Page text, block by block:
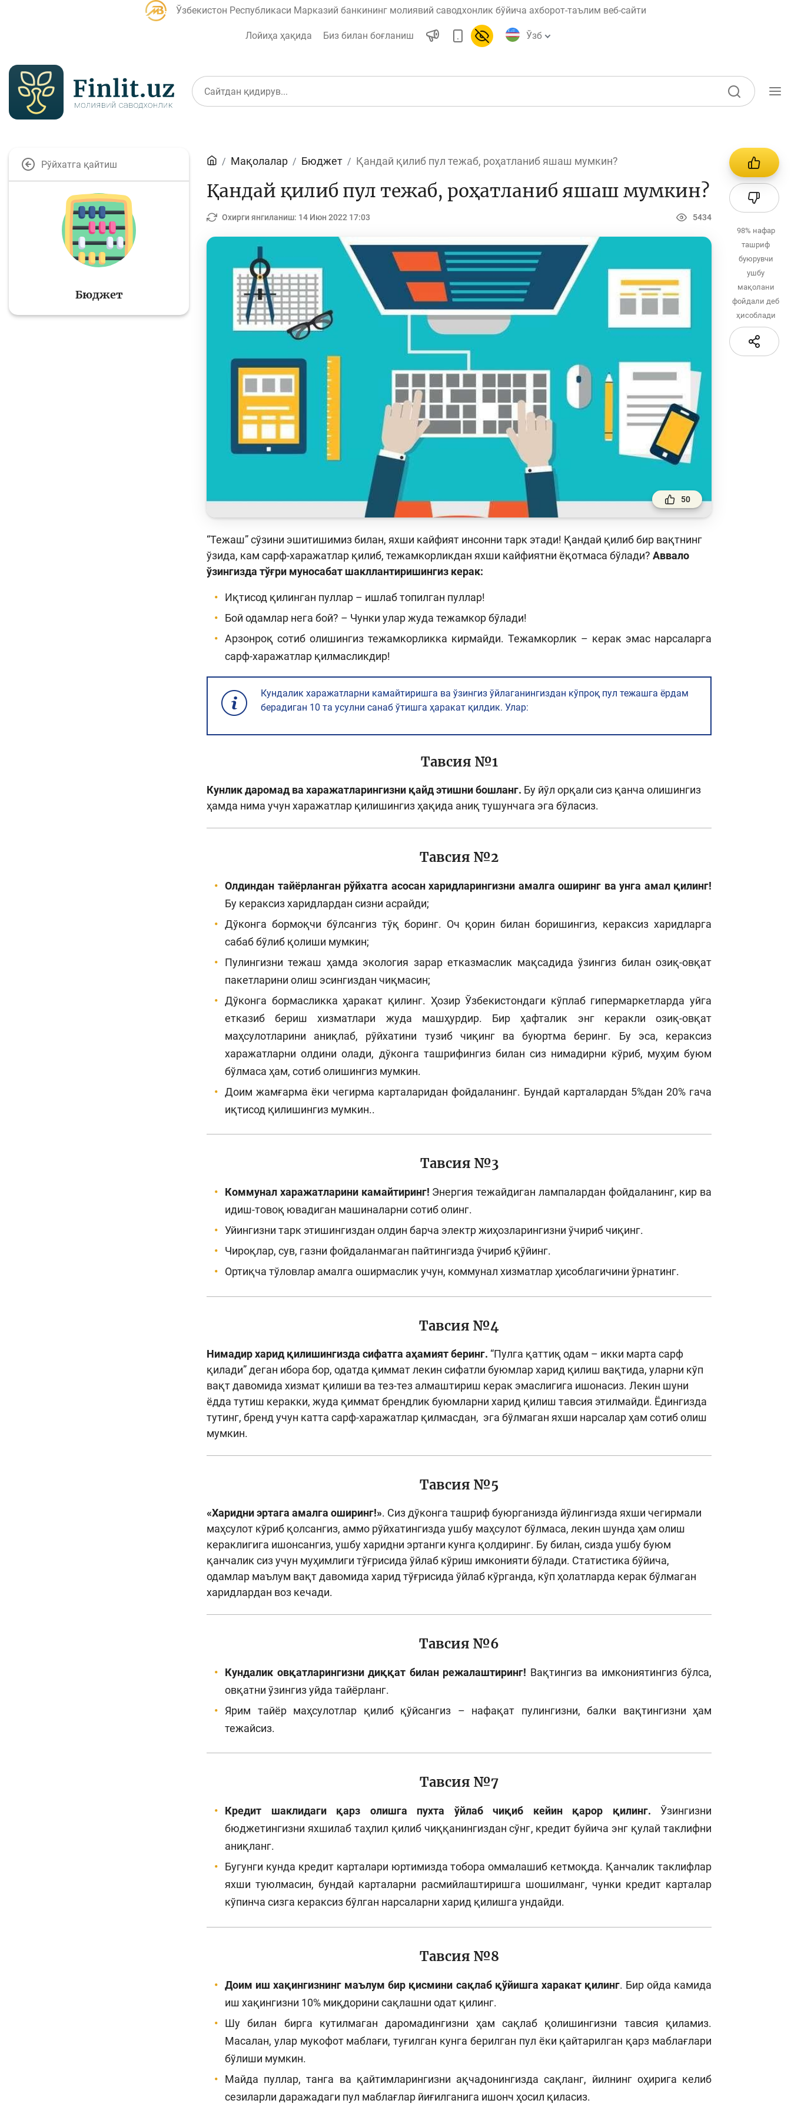
Ўзбекистон Республикаси Марказий банкининг молиявий саводхонлик бўйича ахборот-таълим веб-сайти
Лойиҳа ҳақида Биз билан боғланиш Ўзб
Банк агентлари учун Ислом молияси
Депозит (омонатлар) Кредит
Молия бозори
Пул-кредит сиёсати
ва унинг
элементлари
Банк хизматлари
истеъмолчилари
ҳуқуқлари
Тадбиркорлик
хизматлар
Фотогалерея
қидирув
Сайт харитаси
Рўйхатга қайтиш
Бюджет
Мақолалар Бюджет Қандай қилиб пул тежаб, роҳатланиб яшаш мумкин?
Қандай қилиб пул тежаб, роҳатланиб яшаш мумкин?
Охирги янгиланиш: 14 Июн 2022 17:03 5434
50
“Тежаш” сўзини эшитишимиз билан, яхши кайфият инсонни тарк этади! Қандай қилиб бир вақтнинг
ўзида, кам сарф-харажатлар қилиб, тежамкорликдан яхши кайфиятни ёқотмаса бўлади? Аввало
ўзингизда тўғри муносабат шакллантиришингиз керак:
Иқтисод қилинган пуллар – ишлаб топилган пуллар!
Бой одамлар нега бой? – Чунки улар жуда тежамкор бўлади!
Арзонроқ сотиб олишингиз тежамкорликка кирмайди. Тежамкорлик – керак эмас нарсаларга
сарф-харажатлар қилмасликдир!
Кундалик харажатларни камайтиришга ва ўзингиз ўйлаганингиздан кўпроқ пул тежашга ёрдам
берадиган 10 та усулни санаб ўтишга ҳаракат қилдик. Улар:
Тавсия №1
Кунлик даромад ва харажатларингизни қайд этишни бошланг. Бу йўл орқали сиз қанча олишингиз
ҳамда нима учун харажатлар қилишингиз ҳақида аниқ тушунчага эга бўласиз.
Тавсия №2
Олдиндан тайёрланган рўйхатга асосан харидларингизни амалга оширинг ва унга амал қилинг!
Бу кераксиз харидлардан сизни асрайди;
Дўконга бормоқчи бўлсангиз тўқ боринг. Оч қорин билан боришингиз, кераксиз харидларга
сабаб бўлиб қолиши мумкин;
Пулингизни тежаш ҳамда экология зарар етказмаслик мақсадида ўзингиз билан озиқ-овқат
пакетларини олиш эсингиздан чиқмасин;
Дўконга бормасликка ҳаракат қилинг. Ҳозир Ўзбекистондаги кўплаб гипермаркетларда уйга
етказиб бериш хизматлари жуда машҳурдир. Бир ҳафталик энг керакли озиқ-овқат
маҳсулотларини аниқлаб, рўйхатини тузиб чиқинг ва буюртма беринг. Бу эса, кераксиз
харажатларни олдини олади, дўконга ташрифингиз билан сиз нимадирни кўриб, муҳим буюм
бўлмаса ҳам, сотиб олишингиз мумкин.
Доим жамғарма ёки чегирма карталаридан фойдаланинг. Бундай карталардан 5%дан 20% гача
иқтисод қилишингиз мумкин..
Тавсия №3
Коммунал харажатларини камайтиринг! Энергия тежайдиган лампалардан фойдаланинг, кир ва
идиш-товоқ ювадиган машиналарни сотиб олинг.
Уйингизни тарк этишингиздан олдин барча электр жиҳозларингизни ўчириб чиқинг.
Чироқлар, сув, газни фойдаланмаган пайтингизда ўчириб қўйинг.
Ортиқча тўловлар амалга оширмаслик учун, коммунал хизматлар ҳисоблагичини ўрнатинг.
Тавсия №4
Нимадир харид қилишингизда сифатга аҳамият беринг. “Пулга қаттиқ одам – икки марта сарф
қилади” деган ибора бор, одатда қиммат лекин сифатли буюмлар харид қилиш вақтида, уларни кўп
вақт давомида хизмат қилиши ва тез-тез алмаштириш керак эмаслигига ишонасиз. Лекин шуни
ёдда тутиш керакки, жуда қиммат брендлик буюмларни харид қилиш тавсия этилмайди. Ёдингизда
тутинг, бренд учун катта сарф-харажатлар қилмасдан, эга бўлмаган яхши нарсалар ҳам сотиб олиш
мумкин.
Тавсия №5
«Харидни эртага амалга оширинг!». Сиз дўконга ташриф буюрганизда йўлингизда яхши чегирмали
маҳсулот кўриб қолсангиз, аммо рўйхатингизда ушбу маҳсулот бўлмаса, лекин шунда ҳам олиш
кераклигига ишонсангиз, ушбу харидни эртанги кунга қолдиринг. Бу билан, сизда ушбу буюм
қанчалик сиз учун муҳимлиги тўғрисида ўйлаб кўриш имконияти бўлади. Статистика бўйича,
одамлар маълум вақт давомида харид тўғрисида ўйлаб кўрганда, кўп ҳолатларда керак бўлмаган
харидлардан воз кечади.
Тавсия №6
Кундалик овқатларингизни диққат билан режалаштиринг! Вақтингиз ва имкониятингиз бўлса,
овқатни ўзингиз уйда тайёрланг.
Ярим тайёр маҳсулотлар қилиб қўйсангиз – нафақат пулингизни, балки вақтингизни ҳам
тежайсиз.
Тавсия №7
Кредит шаклидаги қарз олишга пухта ўйлаб чиқиб кейин қарор қилинг. Ўзингизни
бюджетингизни яхшилаб таҳлил қилиб чиққанингиздан сўнг, кредит буйича энг қулай таклифни
аниқланг.
Бугунги кунда кредит карталари юртимизда тобора оммалашиб кетмоқда. Қанчалик таклифлар
яхши туюлмасин, бундай карталарни расмийлаштиришга шошилманг, чунки кредит карталар
кўпинча сизга кераксиз бўлган нарсаларни харид қилишга ундайди.
Тавсия №8
Доим иш хақингизнинг маълум бир қисмини сақлаб қўйишга харакат қилинг. Бир ойда камида
иш хақингизни 10% миқдорини сақлашни одат қилинг.
Шу билан бирга кутилмаган даромадингизни ҳам сақлаб қолишингизни тавсия қиламиз.
Масалан, улар мукофот маблағи, туғилган кунга берилган пул ёки қайтарилган қарз маблағлари
бўлиши мумкин.
Майда пуллар, танга ва қайтимларингизни ақчадонингизда сақланг, йилнинг оҳирига келиб
сезиларли даражадаги пул маблағлар йиғилганига ишонч ҳосил қиласиз.
98% нафар
ташриф
буюрувчи
ушбу
мақолани
фойдали деб
ҳисоблади